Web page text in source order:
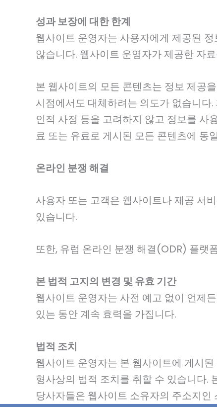
성과 보장에 대한 한계
웹사이트 운영자는 사용자에게 제공된
않습니다. 웹사이트 운영자가 제공한 자
본 웹사이트의 모든 콘텐츠는 정보 제공
시점에서도 대체하려는 의도가 없습니다
인적 사정 등을 고려하지 않고 정보를 사
료 또는 유료로 게시된 모든 콘텐츠에 동
온라인 분쟁 해결
사용자 또는 고객은 웹사이트나 제공 서
있습니다.
또한, 유럽 온라인 분쟁 해결(ODR) 플랫
본 법적 고지의 변경 및 유효 기간
웹사이트 운영자는 사전 예고 없이 언제
있는 동안 계속 효력을 가집니다.
법적 조치
웹사이트 운영자는 본 웹사이트에 게시
형사상의 법적 조치를 취할 수 있습니다.
당사자들은 웹사이트 소유자의 주소지